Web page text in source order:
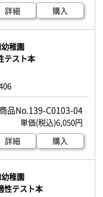
詳細 購入
稚園
テスト本
139-C0103-04
6,050円
詳細
購入
稚園
性テスト本